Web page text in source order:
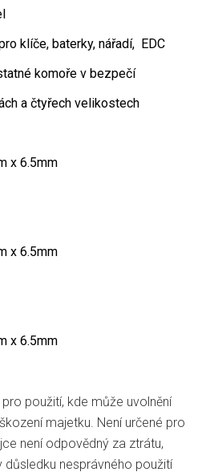
klíče, baterky, nářadí, EDC
komoře v bezpečí
a čtyřech velikostech
x 6.5mm
x 6.5mm
x 6.5mm
pro použití, kde může uvolnění
majetku. Není určené pro
není odpovědný za ztrátu,
důsledku nesprávného použití